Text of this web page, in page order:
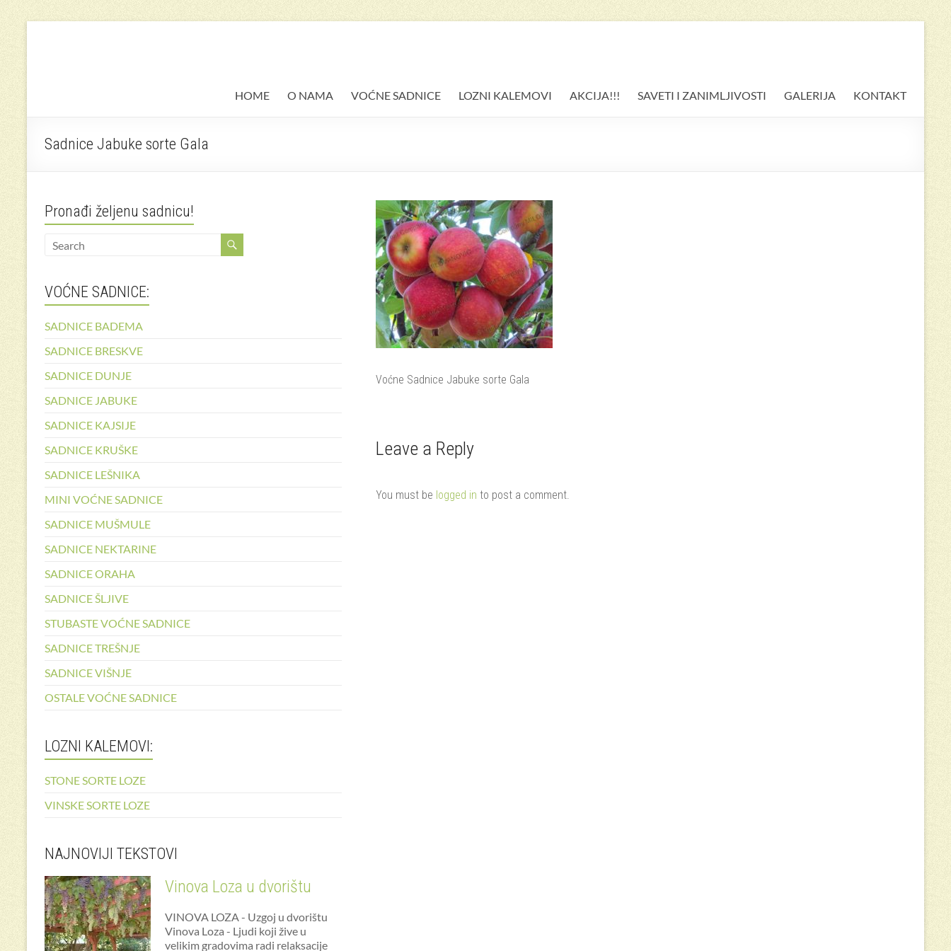
HOME O NAMA VOĆNE SADNICE LOZNI KALEMOVI AKCIJA!!! SAVETI I ZANIMLJIVOSTI GALERIJA KONTAKT
Sadnice Jabuke sorte Gala
Voćne Sadnice Jabuke sorte Gala
Leave a Reply
You must be logged in to post a comment.
Pronađi željenu sadnicu!
VOĆNE SADNICE:
SADNICE BADEMA
SADNICE BRESKVE
SADNICE DUNJE
SADNICE JABUKE
SADNICE KAJSIJE
SADNICE KRUŠKE
SADNICE LEŠNIKA
MINI VOĆNE SADNICE
SADNICE MUŠMULE
SADNICE NEKTARINE
SADNICE ORAHA
SADNICE ŠLJIVE
STUBASTE VOĆNE SADNICE
SADNICE TREŠNJE
SADNICE VIŠNJE
OSTALE VOĆNE SADNICE
LOZNI KALEMOVI:
STONE SORTE LOZE
VINSKE SORTE LOZE
NAJNOVIJI TEKSTOVI
Vinova Loza u dvorištu
VINOVA LOZA - Uzgoj u dvorištu
Vinova Loza - Ljudi koji žive u
velikim gradovima radi relaksacije